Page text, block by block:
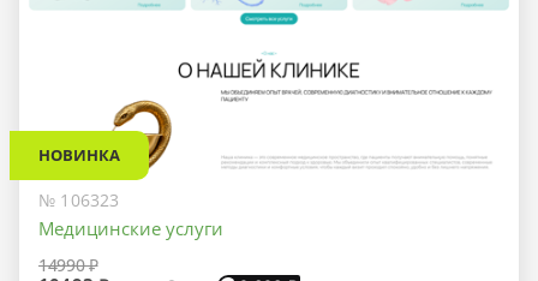
НОВИНКА
№ 106323
Медицинские услуги
14990 ₽